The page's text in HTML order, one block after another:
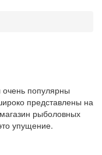
популярны
представлены на
рыболовных
упущение.